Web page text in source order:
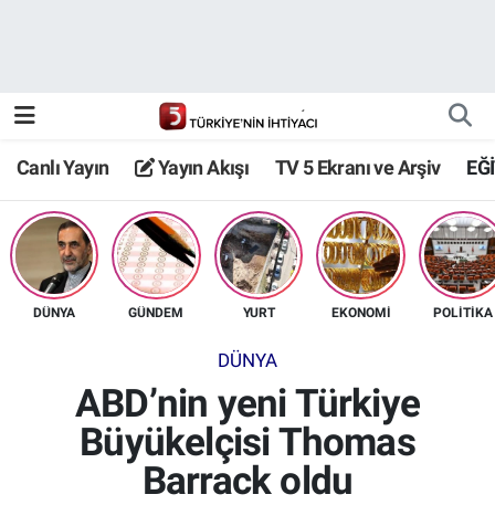
Canlı Yayın Yayın Akışı TV 5 Ekranı ve Arşiv
DÜNYA GÜNDEM YURT EKONOMİ POLİTİKA
DÜNYA
ABD’nin yeni Türkiye
Büyükelçisi Thomas
Barrack oldu
TV 5 Ekranı ve Arşiv